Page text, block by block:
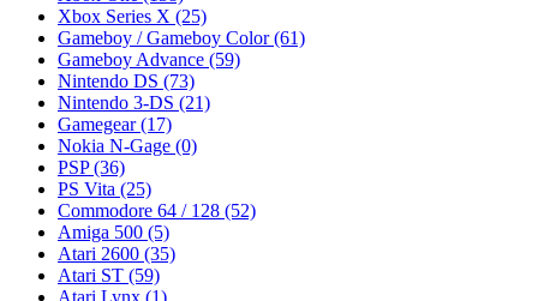
Xbox Series X (25)
Gameboy / Gameboy Color(61)
Gameboy Advance (59)
Nintendo DS (73)
Nintendo 3-DS (21)
Gamegear(17)
Nokia N-Gage (0)
PSP(36)
PS Vita (25)
Commodore 64 / 128 (52)
Amiga 500 (5)
Atari 2600 (35)
Atari ST (59)